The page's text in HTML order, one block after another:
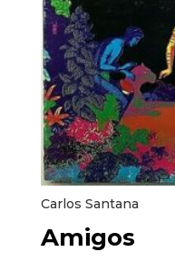
Carlos Santana
Amigos